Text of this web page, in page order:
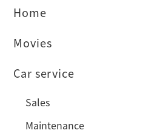
Home
Movies
Car service
Sales
Maintenance